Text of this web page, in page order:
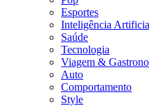
Esportes
Inteligência
Saúde
Tecnologia
Viagem &
Auto
Comportamento
Style